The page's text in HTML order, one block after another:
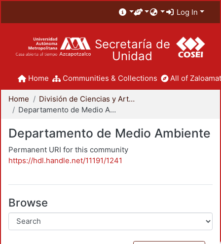
Log In
Secretaría de
Unidad
Home Communities & Collections All of
Home
División de Ciencias y Artes para el Diseño
Departamento de Medio Ambiente
Departamento de Medio Ambiente
Permanent URI for this community
https://hdl.handle.net/11191/1241
Browse